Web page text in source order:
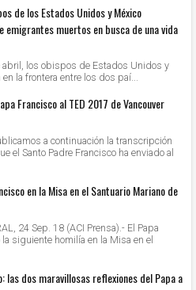
de los Estados Unidos y México
muertos en busca de una vida
abril, los obispos de Estados Unidos y
la frontera entre los dos paí...
Francisco al TED 2017 de Vancouver
a continuación la transcripción
el Santo Padre Francisco ha enviado al
en la Misa en el Santuario Mariano de
24 Sep. 18 (ACI Prensa).- El Papa
siguiente homilía en la Misa en el
las dos maravillosas reflexiones del Papa a